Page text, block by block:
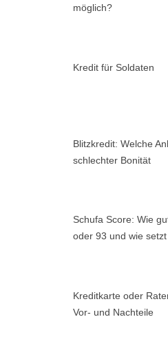
möglich?
Kredit für Soldaten
Blitzkredit: Welche
schlechter Bonität
Schufa Score: Wie
oder 93 und wie
Kreditkarte oder
Vor- und Nachteile